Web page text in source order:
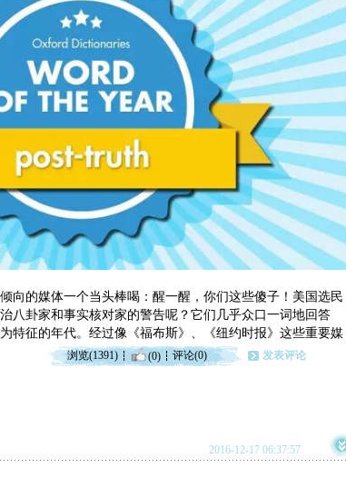
向的媒体一个当头棒喝：醒一醒，你们这些傻子！美国选民
八卦家和事实核对家的警告呢？它们几乎众口一词地回答
特征的年代。经过像《福布斯》、《纽约时报》这些重要媒
浏览(1391) (0) 评论(0) 发表评论
2016-12-17 06:37:57